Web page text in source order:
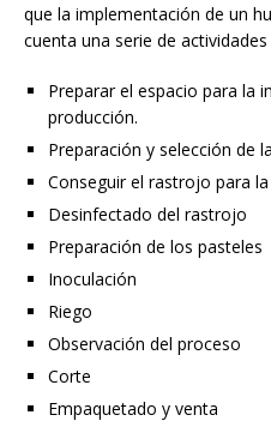
que la implementación de un
cuenta una serie de
Preparar el espacio para la
producción.
Preparación y selección de
Conseguir el rastrojo para
Desinfectado del rastrojo
Preparación de los pasteles
Inoculación
Riego
Observación del proceso
Corte
Empaquetado y venta